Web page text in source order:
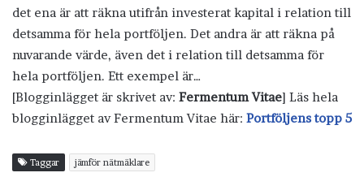
det ena är att räkna utifrån investerat kapital i relation till
detsamma för hela portföljen. Det andra är att räkna på
nuvarande värde, även det i relation till detsamma för
hela portföljen. Ett exempel är…
[Blogginlägget är skrivet av: Fermentum Vitae] Läs hela
blogginlägget av Fermentum Vitae här: Portföljens topp 5
Taggar jämför nätmäklare